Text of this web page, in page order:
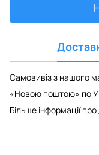
Самовивіз з нашого
«Новою поштою» по
Більше інформації